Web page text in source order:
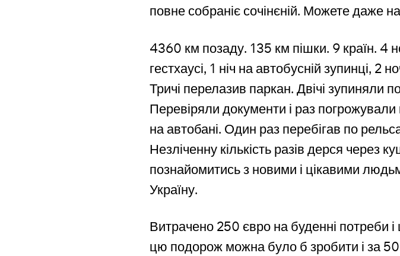
повне собраніє сочінєній. Можете даже
4360 км позаду. 135 км пішки. 9 країн. 4
гестхаусі, 1 ніч на автобусній зупинці, 2
Тричі перелазив паркан. Двічі зупиняли
Перевіряли документи і раз
на автобані. Один раз перебігав по
Незліченну кількість разів дерся через
познайомитись з новими і цікавими
Україну.
Витрачено 250 євро на буденні потреби
цю подорож можна було б зробити і за